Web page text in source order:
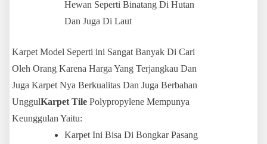
Hewan Seperti Binatang Di Hutan
Dan Juga Di Laut
Karpet Model Seperti ini Sangat Banyak Di Cari
Oleh Orang Karena Harga Yang Terjangkau Dan
Juga Karpet Nya Berkualitas Dan Juga Berbahan
UnggulKarpet Tile Polypropylene Mempunya
Keunggulan Yaitu:
Karpet Ini Bisa Di Bongkar Pasang